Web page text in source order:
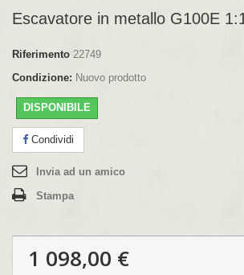
Escavatore in metallo G100E
Riferimento 22749
Condizione: Nuovo prodotto
DISPONIBILE
Condividi
Invia ad un amico
Stampa
1 098,00 €